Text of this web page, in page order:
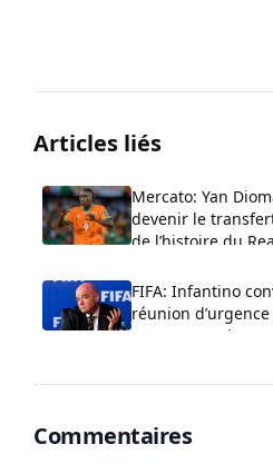
Articles liés
Mercato: Yan
devenir le
de l’histoire du
FIFA: Infantino
réunion
pour tenter de
Commentaires